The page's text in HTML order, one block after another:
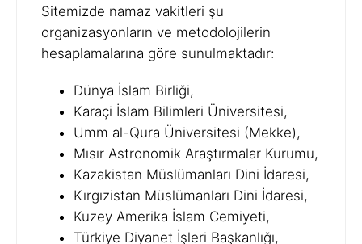
Sitemizde namaz vakitleri şu
organizasyonların ve metodolojilerin
hesaplamalarına göre sunulmaktadır:
Dünya İslam Birliği,
Karaçi İslam Bilimleri Üniversitesi,
Umm al-Qura Üniversitesi (Mekke),
Mısır Astronomik Araştırmalar Kurumu,
Kazakistan Müslümanları Dini İdaresi,
Kırgızistan Müslümanları Dini İdaresi,
Kuzey Amerika İslam Cemiyeti,
Türkiye Diyanet İşleri Başkanlığı,